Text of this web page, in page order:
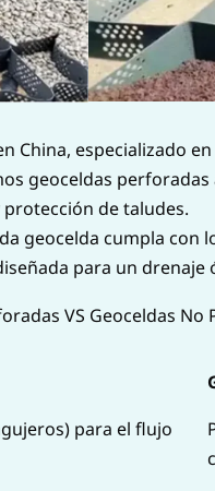
China, especializado
geoceldas
de taludes.
geocelda cumpla con
para un
VS Geoceldas No
para el flujo